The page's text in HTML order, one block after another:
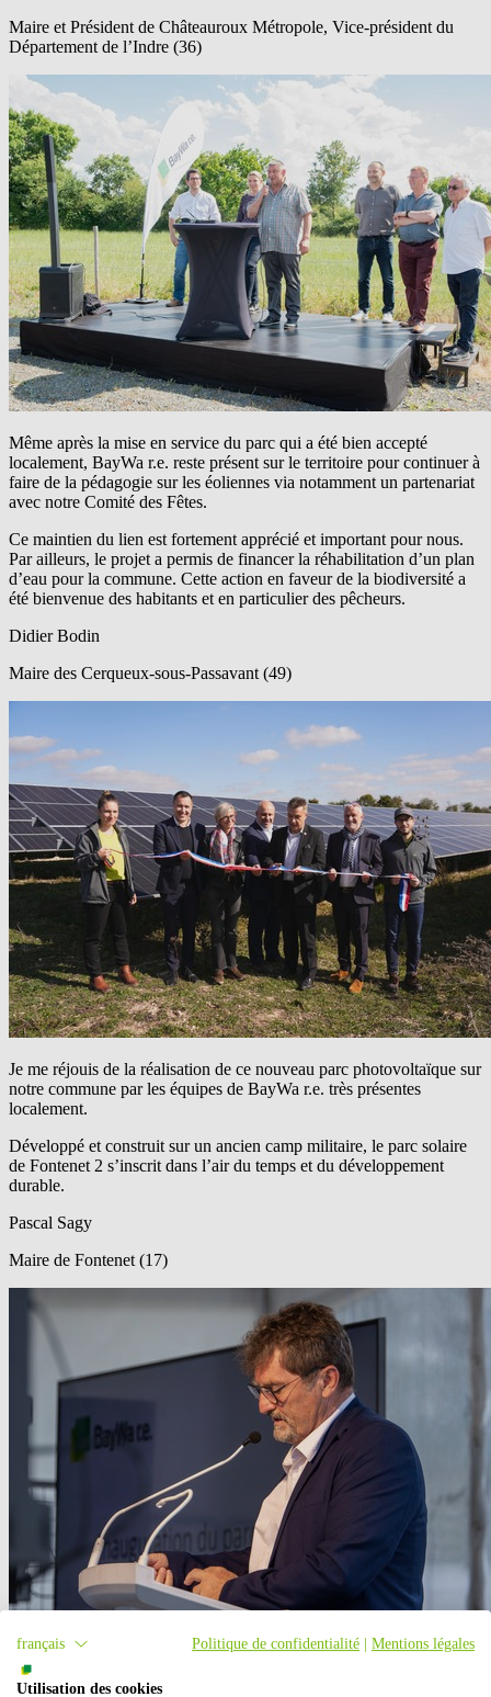
Maire et Président de Châteauroux Métropole, Vice-président du
Département de l’Indre (36)
Même après la mise en service du parc qui a été bien accepté
localement, BayWa r.e. reste présent sur le territoire pour continuer à
faire de la pédagogie sur les éoliennes via notamment un partenariat
avec notre Comité des Fêtes.
Ce maintien du lien est fortement apprécié et important pour nous.
Par ailleurs, le projet a permis de financer la réhabilitation d’un plan
d’eau pour la commune. Cette action en faveur de la biodiversité a
été bienvenue des habitants et en particulier des pêcheurs.
Didier Bodin
Maire des Cerqueux-sous-Passavant (49)
Je me réjouis de la réalisation de ce nouveau parc photovoltaïque sur
notre commune par les équipes de BayWa r.e. très présentes
localement.
Développé et construit sur un ancien camp militaire, le parc solaire
de Fontenet 2 s’inscrit dans l’air du temps et du développement
durable.
Pascal Sagy
Maire de Fontenet (17)
Je suis très satisfait de l’implantation d’un parc photovoltaïque à
Palaja, mis en service en 2023 après plusieurs années d’études et de
français Politique de confidentialité Mentions légales
Utilisation des cookies